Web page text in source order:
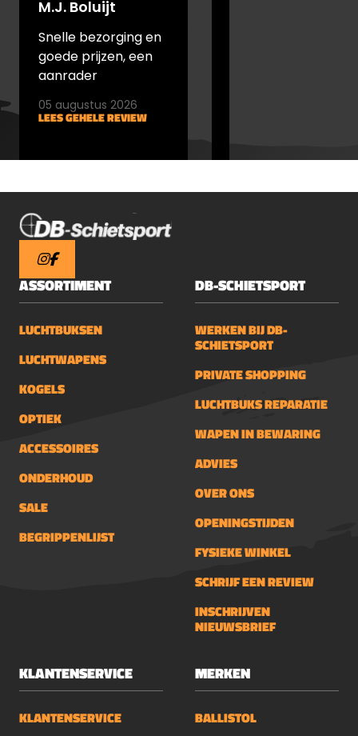
gebruik: deze patronen leveren
consistente prestaties en bieden een
uitstekende prijs-kwaliteitverhouding.
M.J. Boluijt
Snelle bezorging en
goede prijzen, een
aanrader
LEES GEHELE REVIEW
05 augustus 2026
ASSORTIMENT
LUCHTBUKSEN
LUCHTWAPENS
KOGELS
OPTIEK
ACCESSOIRES
ONDERHOUD
SALE
BEGRIPPENLIJST
DB-SCHIETSPORT
WERKEN BIJ DB-
SCHIETSPORT
PRIVATE SHOPPING
LUCHTBUKS REPARATIE
WAPEN IN BEWARING
ADVIES
OVER ONS
OPENINGSTIJDEN
FYSIEKE WINKEL
SCHRIJF EEN REVIEW
INSCHRIJVEN
NIEUWSBRIEF
KLANTENSERVICE
KLANTENSERVICE
MERKEN
BALLISTOL